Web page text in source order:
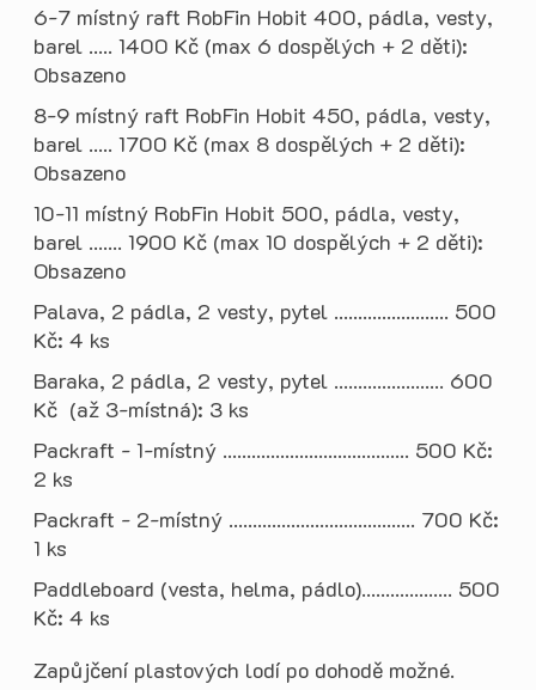
6-7 místný raft RobFin Hobit 400, pádla, vesty,
barel ..... 1400 Kč (max 6 dospělých + 2 děti):
Obsazeno
8-9 místný raft RobFin Hobit 450, pádla, vesty,
barel ..... 1700 Kč (max 8 dospělých + 2 děti):
Obsazeno
10-11 místný RobFin Hobit 500, pádla, vesty,
barel ....... 1900 Kč (max 10 dospělých + 2 děti):
Obsazeno
Palava, 2 pádla, 2 vesty, pytel ........................ 500
Kč: 4 ks
Baraka, 2 pádla, 2 vesty, pytel ....................... 600
Kč (až 3-místná): 3 ks
Packraft - 1-místný ....................................... 500 Kč:
2 ks
Packraft - 2-místný ....................................... 700 Kč:
1 ks
Paddleboard (vesta, helma, pádlo)................... 500
Kč: 4 ks
Zapůjčení plastových lodí po dohodě možné.